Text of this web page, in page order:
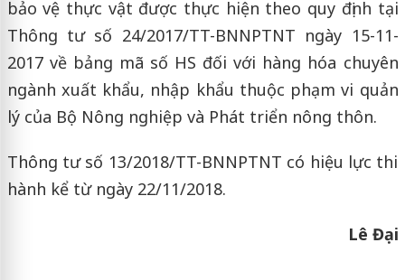
bảo vệ thực vật được thực hiện theo quy định tại
Thông tư số 24/2017/TT-BNNPTNT ngày 15-11-
2017 về bảng mã số HS đối với hàng hóa chuyên
ngành xuất khẩu, nhập khẩu thuộc phạm vi quản
lý của Bộ Nông nghiệp và Phát triển nông thôn.
Thông tư số 13/2018/TT-BNNPTNT có hiệu lực thi
hành kể từ ngày 22/11/2018.
Lê Đại